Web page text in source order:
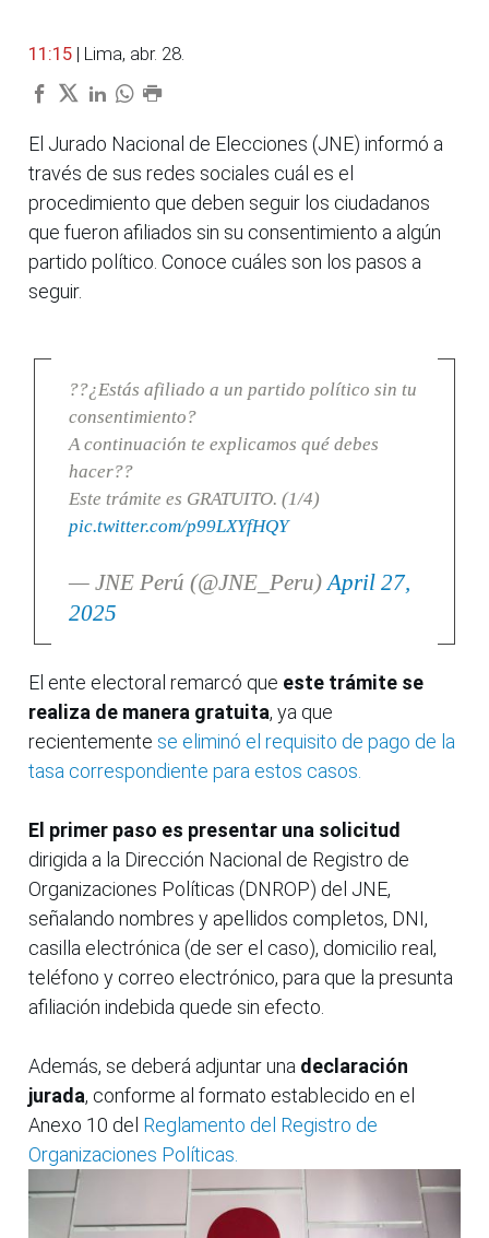
11:15 | Lima, abr. 28.
El Jurado Nacional de Elecciones (JNE) informó a
través de sus redes sociales cuál es el
procedimiento que deben seguir los ciudadanos
que fueron afiliados sin su consentimiento a algún
partido político. Conoce cuáles son los pasos a
seguir.
??¿Estás afiliado a un partido político sin tu
consentimiento?
A continuación te explicamos qué debes
hacer??
Este trámite es GRATUITO. (1/4)
pic.twitter.com/p99LXYfHQY
— JNE Perú (@JNE_Peru) April 27,
2025
El ente electoral remarcó que este trámite se
realiza de manera gratuita, ya que
recientemente se eliminó el requisito de pago de la
tasa correspondiente para estos casos.
El primer paso es presentar una solicitud
dirigida a la Dirección Nacional de Registro de
Organizaciones Políticas (DNROP) del JNE,
señalando nombres y apellidos completos, DNI,
casilla electrónica (de ser el caso), domicilio real,
teléfono y correo electrónico, para que la presunta
afiliación indebida quede sin efecto.
Además, se deberá adjuntar una declaración
jurada, conforme al formato establecido en el
Anexo 10 del Reglamento del Registro de
Organizaciones Políticas.